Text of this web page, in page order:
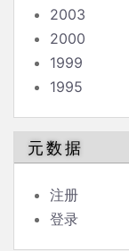
2003
2000
1999
1995
元数据
注册
登录